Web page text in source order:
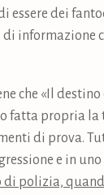
essere dei
informazione
che «Il
fatta propria la
di prova.
e in
polizia,